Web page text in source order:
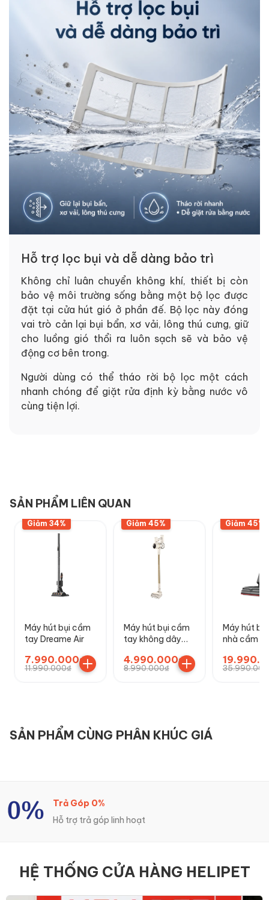
Hỗ trợ lọc bụi và dễ dàng bảo trì
Không chỉ luân chuyển không khí, thiết bị còn
bảo vệ môi trường sống bằng một bộ lọc được
đặt tại cửa hút gió ở phần đế. Bộ lọc này đóng
vai trò cản lại bụi bẩn, xơ vải, lông thú cưng, giữ
cho luồng gió thổi ra luôn sạch sẽ và bảo vệ
động cơ bên trong.
Người dùng có thể tháo rời bộ lọc một cách
nhanh chóng để giặt rửa định kỳ bằng nước vô
cùng tiện lợi.
SẢN PHẨM LIÊN QUAN
Giảm 34%
Máy hút bụi cầm
tay Dreame Air
7.990.000₫
11.990.000₫
Giảm 45%
Máy hút bụi cầm
tay không dây
4.990.000₫
8.990.000₫
Giảm 45%
Máy hút
nhà cầm
TriForce
SẢN PHẨM CÙNG PHÂN KHÚC GIÁ
Trả Góp 0%
Hỗ trợ trả góp linh hoạt
HỆ THỐNG CỬA HÀNG HELIPET